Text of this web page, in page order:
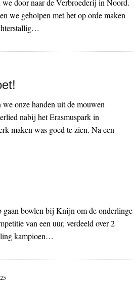
door naar de Verbroederij in Noord.
we geholpen met het op orde maken
onze handen uit de mouwen
nabij het Erasmuspark in
maken was goed te zien. Na een
bowlen bij Knijn om de onderlinge
van een uur, verdeeld over 2
kampioen…